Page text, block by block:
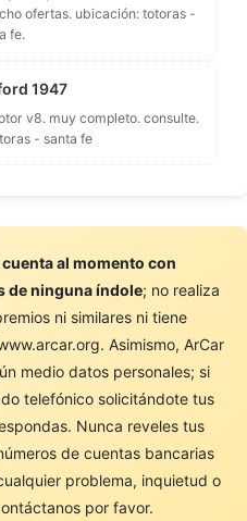
ofertas. ubicación: totoras -
fe.
1947
v8. muy completo. consulte.
- santa fe
al momento con
de ninguna índole; no realiza
ni similares ni tiene
Asimismo, ArCar
medio datos personales; si
telefónico solicitándote tus
Nunca reveles tus
de cuentas bancarias
problema, inquietud o
por favor.